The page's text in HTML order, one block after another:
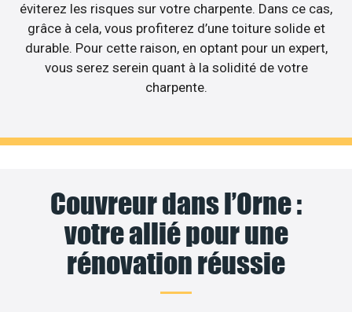
éviterez les risques sur votre charpente. Dans ce cas,
grâce à cela, vous profiterez d’une toiture solide et
durable. Pour cette raison, en optant pour un expert,
vous serez serein quant à la solidité de votre
charpente.
Couvreur dans l’Orne :
votre allié pour une
rénovation réussie